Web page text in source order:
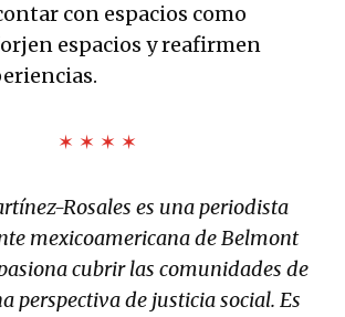
con espacios como
espacios y reafirmen
✶ ✶ ✶ ✶
Rosales es una periodista
mexicoamericana de Belmont
cubrir las comunidades de
perspectiva de justicia social. Es